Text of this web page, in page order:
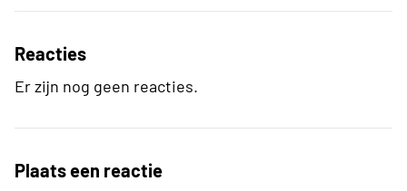
Reacties
Er zijn nog geen reacties.
Plaats een reactie